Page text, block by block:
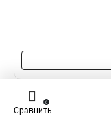
Сравнить
0